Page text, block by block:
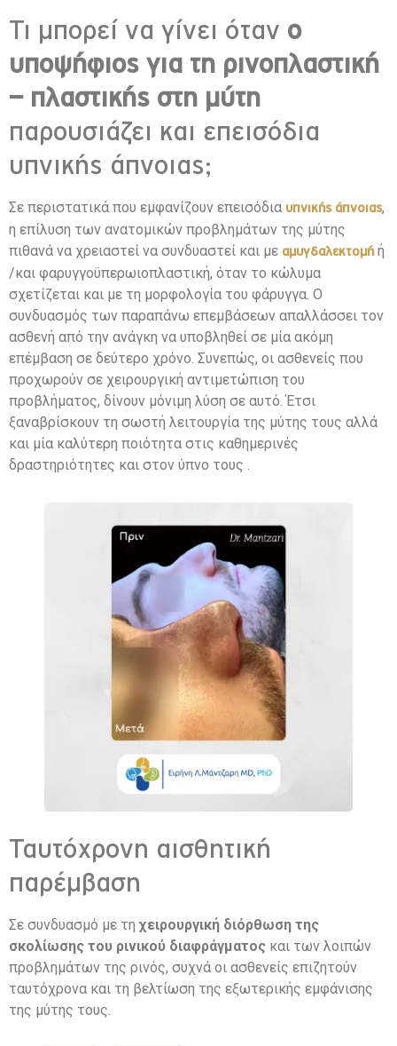
Τι μπορεί να γίνει όταν ο
υποψήφιος για τη ρινοπλαστική
– πλαστικής στη μύτη
παρουσιάζει και επεισόδια
υπνικής άπνοιας;
Σε περιστατικά που εμφανίζουν επεισόδια υπνικής άπνοιας,
η επίλυση των ανατομικών προβλημάτων της μύτης
πιθανά να χρειαστεί να συνδυαστεί και με αμυγδαλεκτομήή
/και φαρυγγοϋπερωιοπλαστική, όταν το κώλυμα
σχετίζεται και με τη μορφολογία του φάρυγγα. Ο
συνδυασμός των παραπάνω επεμβάσεων απαλλάσσει τον
ασθενή από την ανάγκη να υποβληθεί σε μία ακόμη
επέμβαση σε δεύτερο χρόνο. Συνεπώς, οι ασθενείς που
προχωρούν σε χειρουργική αντιμετώπιση του
προβλήματος, δίνουν μόνιμη λύση σε αυτό. Έτσι
ξαναβρίσκουν τη σωστή λειτουργία της μύτης τους αλλά
και μία καλύτερη ποιότητα στις καθημερινές
δραστηριότητες και στον ύπνο τους .
Ταυτόχρονη αισθητική
παρέμβαση
Σε συνδυασμό με τηχειρουργική διόρθωση της
σκολίωσης του ρινικού διαφράγματος και των λοιπών
προβλημάτων της ρινός, συχνά οι ασθενείς επιζητούν
ταυτόχρονα και τη βελτίωση της εξωτερικής εμφάνισης
της μύτης τους.